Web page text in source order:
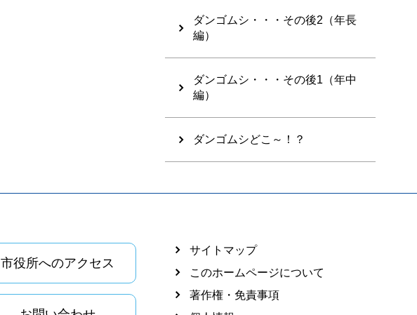
ダンゴムシ・・・その後2（年長
編）
ダンゴムシ・・・その後1（年中
編）
ダンゴムシどこ～！？
市役所へのアクセス
サイトマップ
このホームページについて
著作権・免責事項